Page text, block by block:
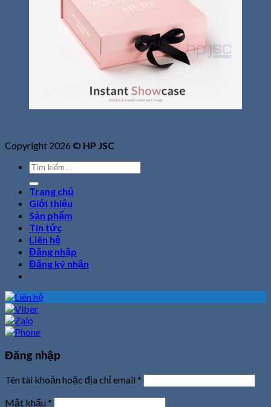
Copyright 2026 © HP JSC
Tìm
kiếm:
Trang chủ
Giới thiệu
Sản phẩm
Tin tức
Liên hệ
Đăng nhập
Đăng ký nhận
Đăng nhập
Tên tài khoản hoặc địa chỉ email *
Mật khẩu *